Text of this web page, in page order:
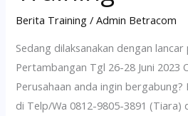
Berita Training /Admin Betracom
Sedang dilaksanakan dengan lancar
Pertambangan Tgl 26-28 Juni 2023
Perusahaan anda ingin bergabung?
di Telp/Wa 0812-9805-3891 (Tiara)